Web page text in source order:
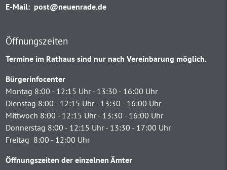
E-Mail: post@neuenrade.de
Öffnungszeiten
Termine im Rathaus sind nur nach Vereinbarung möglich.
Bürgerinfocenter
Montag 8:00 - 12:15 Uhr - 13:30 - 16:00 Uhr
Dienstag 8:00 - 12:15 Uhr - 13:30 - 16:00 Uhr
Mittwoch 8:00 - 12:15 Uhr - 13:30 - 16:00 Uhr
Donnerstag 8:00 - 12:15 Uhr - 13:30 - 17:00 Uhr
Freitag 8:00 - 12:00 Uhr
Öffnungszeiten der einzelnen Ämter